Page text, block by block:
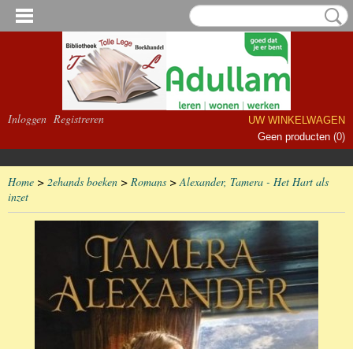
Inloggen Registreren
UW WINKELWAGEN
Geen producten (0)
Home > 2ehands boeken > Romans >Alexander, Tamera - Het Hart als
inzet